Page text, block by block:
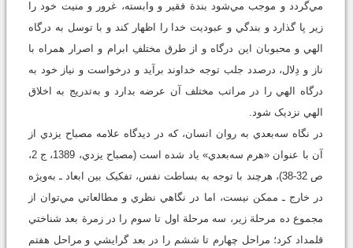
مي‌گردد و موجب مي‌شود بندة فقير و وابسته، غرور و منيت خود را
زير پا گذارد و بندگي و عبوديت خدا را اظهار کند و با توسل به درگاه
الهي و محبوبان این درگاه و از طرق مختلفِ ابرام و اصرار همراه با
ناز و دِلال، درصدد جلب توجه خداوند برآيد و درخواست و نياز خود به
درگاه الهي را در مراتب مختلف آن عرضه بدارد و به‌تدريج به اخلاق
الهي نزديک شود.
در نگاه سه‌بعدي به روان انسان، که در ديدگاه علامه مصباح يزدي از
آن با عنوان «هرم سه‌بعدي» ياد شده است (مصباح يزدي، 1389، ج 2،
ص 32-38)، هرچند با توجه به بساطت نفس، تفکيک بين ابعاد ـ به‌ويژه
در خارج ـ ممکن نیست، اما در نگاهي نظري و مطالعاتي مي‌توان از
مجموع ده مرحلة زير، سه مرحلة اول تا سوم را در زمرة بعد شناختي
قلمداد کرد؛ مراحل چهارم تا ششم را در بعد گرايشي و مراحل هفتم